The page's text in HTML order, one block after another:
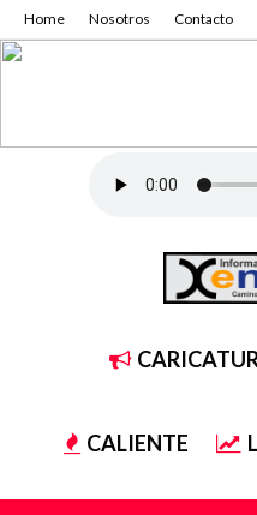
Home Nosotros Contacto
CALIENTE